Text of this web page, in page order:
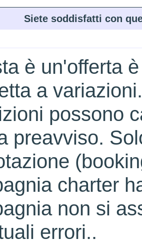
Siete soddisfatti con
è un'offerta
a
possono
preavviso.
charter
non si
errori..